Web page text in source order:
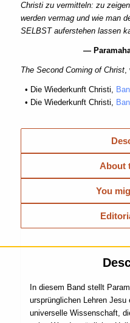
Christi zu vermitteln: zu
werden vermag und wie man
SELBST auferstehen lassen
—
The Second Coming of Christ,
• Die Wiederkunft Christi,
• Die Wiederkunft Christi,
About
You
In diesem Band stellt
ursprünglichen Lehren
universelle Wissenschaft,